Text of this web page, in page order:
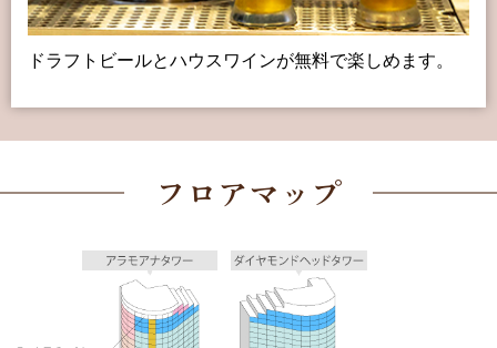
ドラフトビールとハウスワインが無料で楽しめます。
フロアマップ